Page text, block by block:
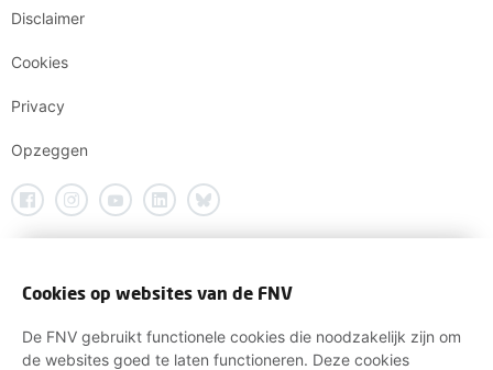
Disclaimer
Cookies
Privacy
Opzeggen
Cookies op websites van de FNV
De FNV gebruikt functionele cookies die noodzakelijk zijn om
de websites goed te laten functioneren. Deze cookies